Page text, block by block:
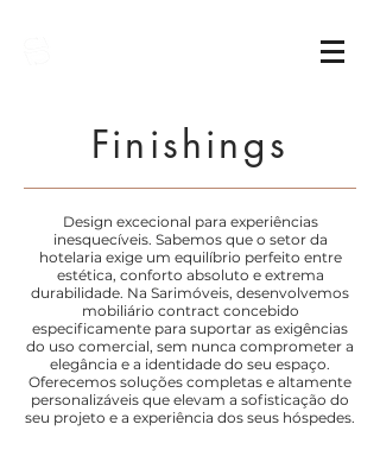
Finishings
Design excecional para experiências
inesquecíveis. Sabemos que o setor da
hotelaria exige um equilíbrio perfeito entre
estética, conforto absoluto e extrema
durabilidade. Na Sarimóveis, desenvolvemos
mobiliário contract concebido
especificamente para suportar as exigências
do uso comercial, sem nunca comprometer a
elegância e a identidade do seu espaço.
Oferecemos soluções completas e altamente
personalizáveis que elevam a sofisticação do
seu projeto e a experiência dos seus hóspedes.